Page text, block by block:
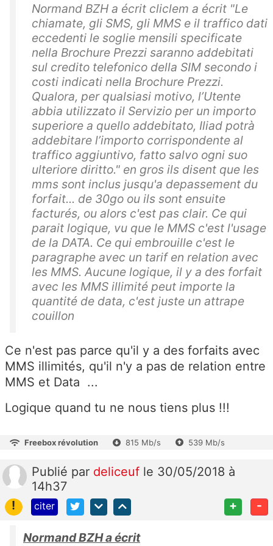
Normand BZH a écrit cliclem a écrit "Le
chiamate, gli SMS, gli MMS e il traffico dati
eccedenti le soglie mensili specificate
nella Brochure Prezzi saranno addebitati
sul credito telefonico della SIM secondo i
costi indicati nella Brochure Prezzi.
Qualora, per qualsiasi motivo, l’Utente
abbia utilizzato il Servizio per un importo
superiore a quello addebitato, Iliad potrà
addebitare l’importo corrispondente al
traffico aggiuntivo, fatto salvo ogni suo
ulteriore diritto." en gros ils disent que les
mms sont inclus jusqu'a depassement du
forfait... de 30go ou ils sont ensuite
facturés, ou alors c'est pas clair. Ce qui
parait logique, vu que le MMS c'est l'usage
de la DATA. Ce qui embrouille c'est le
paragraphe avec un tarif en relation avec
les MMS. Aucune logique, il y a des forfait
avec les MMS illimité peut importe la
quantité de data, c'est juste un attrape
couillon
Ce n'est pas parce qu'il y a des forfaits avec
MMS illimités, qu'il n'y a pas de relation entre
MMS et Data ...
Logique quand tu ne nous tiens plus !!!
Freebox révolution 815 Mb/s 539 Mb/s
Publié par deliceuf le 30/05/2018 à
14h37
!
citer + -
Normand BZH a écrit